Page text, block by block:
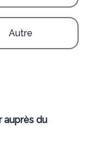
Autre
auprès du